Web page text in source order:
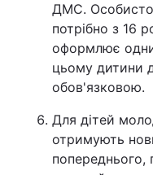
ДМС. Особисто
потрібно з 16
оформлює одни
цьому дитини
обов'язковою.
Для дітей
отримують
попереднього,